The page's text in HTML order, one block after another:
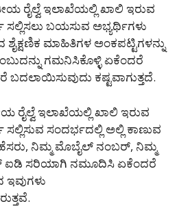
ರೈಲ್ವೆ ಇಲಾಖೆಯಲ್ಲಿ ಖಾಲಿ ಇರುವ
ಬಯಸುವ ಅಭ್ಯರ್ಥಿಗಳು
ಮಾಹಿತಿಗಳ ಅಂಕಪಟ್ಟಿಗಳನ್ನು
ಗಮನಿಸಿಕೊಳ್ಳಿ ಏಕೆಂದರೆ
ಬದಲಾಯಿಸುವುದು ಕಷ್ಟವಾಗುತ್ತದೆ.
ರೈಲ್ವೆ ಇಲಾಖೆಯಲ್ಲಿ ಖಾಲಿ ಇರುವ
ಸಂದರ್ಭದಲ್ಲಿ ಅಲ್ಲಿ ಕಾಣುವ
ನಿಮ್ಮ ಮೊಬೈಲ್ ನಂಬರ್, ನಿಮ್ಮ
ಐಡಿ ಸರಿಯಾಗಿ ನಮೂದಿಸಿ ಏಕೆಂದರೆ